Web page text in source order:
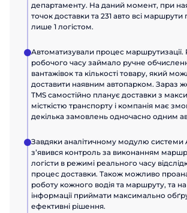
департаменту. На даний момент, при
точок доставки та 231 авто всі
лише 1 логістом.
Автоматизували процес маршрутизації.
робочого часу займало ручне
вантажівок та кількості товару, який
доставити наявним автопарком. Зараз
TMS самостійно планує доставки з
місткістю транспорту і компанія має
декілька замовлень одночасно одним
Завдяки аналітичному модулю системи
зʼявився контроль за виконанням
логісти в режимі реального часу
процес доставки. Також можливо
роботу кожного водія та маршруту, та на
інформації приймати максимально
ефективні рішення.